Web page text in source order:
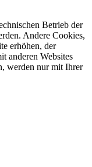
Betrieb der
Andere Cookies,
erhöhen, der
anderen Websites
werden nur mit Ihrer